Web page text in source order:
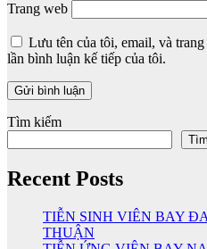
Trang web
Lưu tên của tôi, email, và
lần bình luận kế tiếp của tôi.
Tìm kiếm
Recent Posts
TIỄN SINH VIÊN BAY
THUẬN